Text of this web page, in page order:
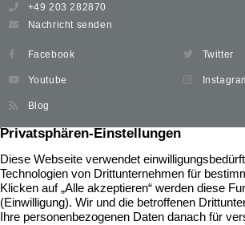
+49 203 282870
Nachricht senden
Facebook Twitter
Youtube
Blog
Immobilien
Unser Service News